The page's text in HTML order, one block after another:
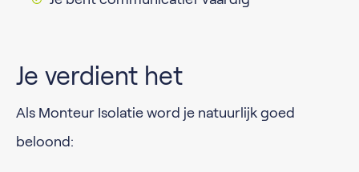
Je verdient het
Als Monteur Isolatie word je natuurlijk goed
beloond: